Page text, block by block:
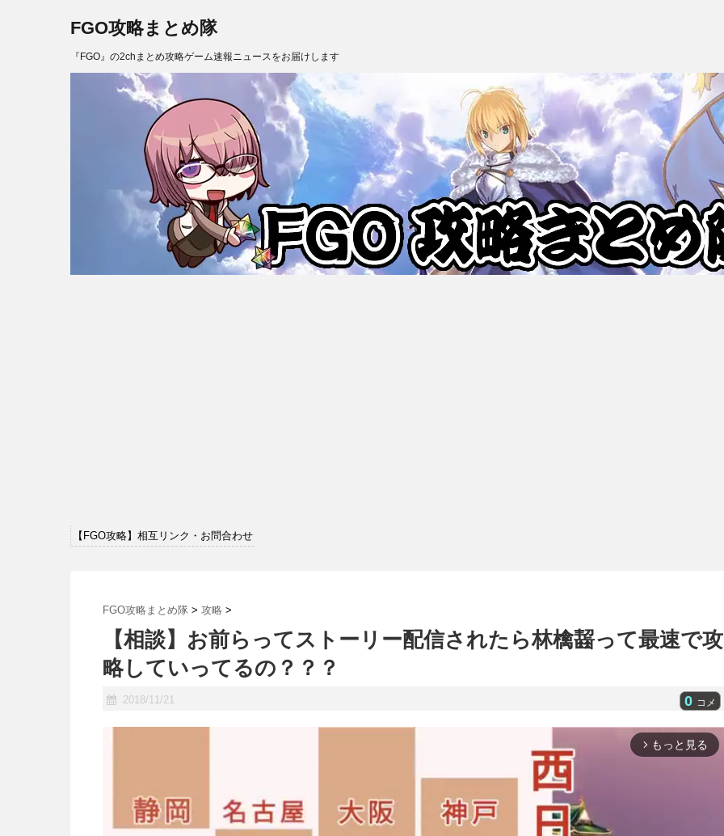
FGO攻略まとめ隊
『FGO』の2chまとめ攻略ゲーム速報ニュースをお届けします
【FGO攻略】相互リンク・お問合わせ
FGO攻略まとめ隊 > 攻略 >
【相談】お前らってストーリー配信されたら林檎齧って最速で攻
略していってるの？？？
2018/11/21 0 コメ
arrow_forward_ios もっと見る